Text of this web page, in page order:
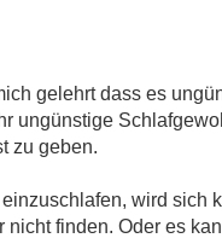
gelehrt dass es
ungünstige
zu geben.
wird sich
finden. Oder es